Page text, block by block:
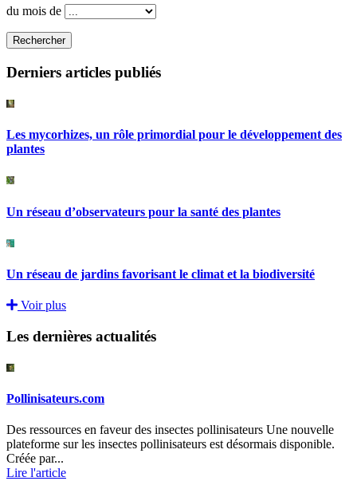
du mois de
Rechercher
Derniers articles publiés
Les mycorhizes, un rôle primordial pour le développement des
plantes
Un réseau d’observateurs pour la santé des plantes
Un réseau de jardins favorisant le climat et la biodiversité
Voir plus
Les dernières actualités
Pollinisateurs.com
Des ressources en faveur des insectes pollinisateurs Une nouvelle
plateforme sur les insectes pollinisateurs est désormais disponible.
Créée par...
Lire l'article